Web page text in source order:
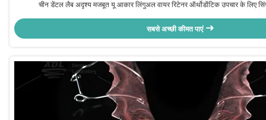
चीन डेंटल लैब अदृश्य मजबूत यू आकार लिंगुअल वायर रिटेनर ऑर्थोडोंटिक उपचार के लिए
सबसे अच्छी कीमत पाएं